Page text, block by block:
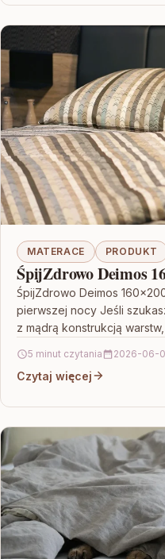
MATERACE PRODUKT
ŚpijZdrowo Deimos
ŚpijZdrowo Deimos
pierwszej nocy Jeśli
z mądrą konstrukcją
5 minut czytania 2026-06-
Czytaj więcej